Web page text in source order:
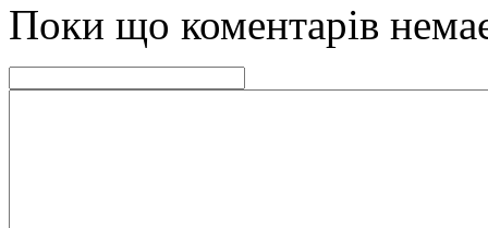
Поки що коментарів